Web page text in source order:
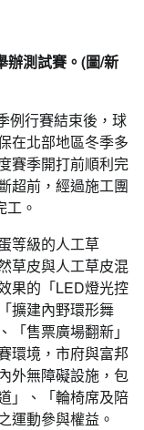
辦測試賽。(圖/新
例行賽結束後，球
在北部地區冬季多
賽季開打前順利完
超前，經過施工團
。
等級的人工草
草皮與人工草皮混
果的「LED燈光控
擴建內野環形舞
售票廣場翻新」
環境，市府與富邦
外無障礙設施，包
」、「輪椅席及陪
運動參與權益。